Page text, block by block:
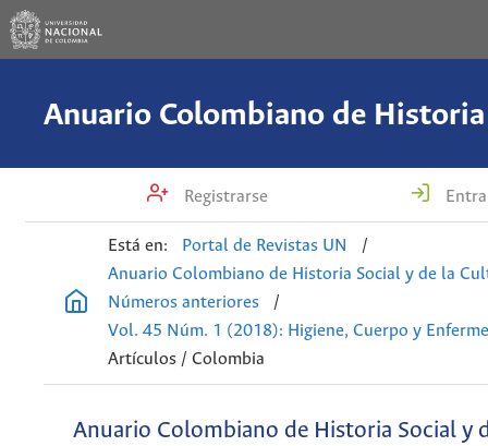
Registrarse
Está en: Portal de Revistas UN
/
Anuario Colombiano de Historia Social y de la
Números anteriores
/
Vol. 45 Núm. 1 (2018): Higiene, Cuerpo y
Artículos / Colombia
Anuario Colombiano de Historia Social y